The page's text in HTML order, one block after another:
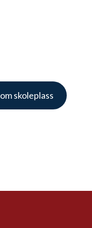
skoleplass